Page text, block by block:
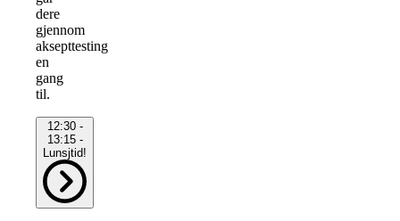
dere
gjennom
aksepttesting
en
gang
til.
12:30 -
13:15 -
Lunsjtid!